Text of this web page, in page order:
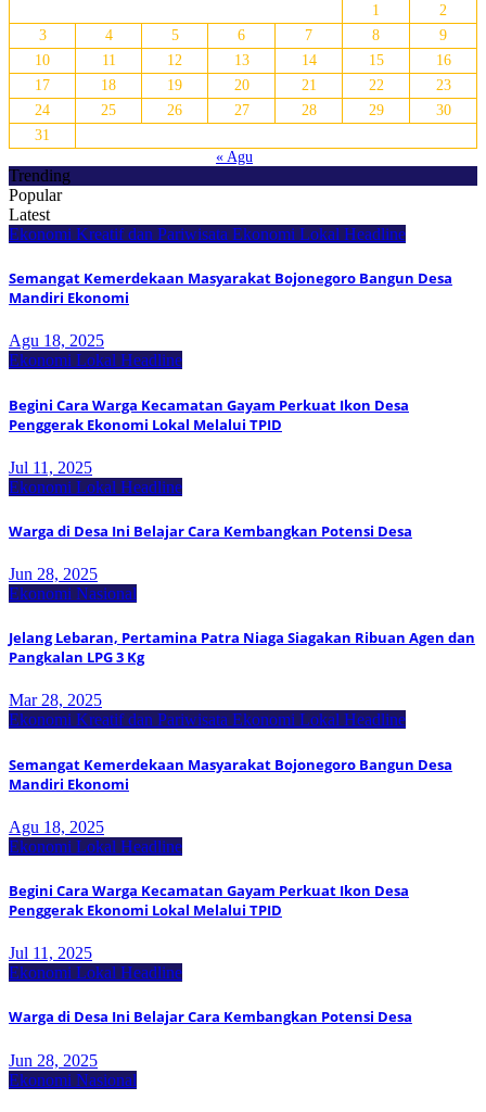
1
2
3
4 5 6 7 8
9
10
11 12 13 14 15
16
17
18 19 20 21 22
23
24
25 26 27 28 29
30
31
« Agu
Trending
Popular
Latest
Ekonomi Kreatif dan Pariwisata Ekonomi Lokal Headline
Semangat Kemerdekaan Masyarakat Bojonegoro Bangun Desa
Mandiri Ekonomi
Agu 18, 2025
Ekonomi Lokal Headline
Begini Cara Warga Kecamatan Gayam Perkuat Ikon Desa
Penggerak Ekonomi Lokal Melalui TPID
Jul 11, 2025
Ekonomi Lokal Headline
Warga di Desa Ini Belajar Cara Kembangkan Potensi Desa
Jun 28, 2025
Ekonomi Nasional
Jelang Lebaran, Pertamina Patra Niaga Siagakan Ribuan Agen dan
Pangkalan LPG 3 Kg
Mar 28, 2025
Ekonomi Kreatif dan Pariwisata Ekonomi Lokal Headline
Semangat Kemerdekaan Masyarakat Bojonegoro Bangun Desa
Mandiri Ekonomi
Agu 18, 2025
Ekonomi Lokal Headline
Begini Cara Warga Kecamatan Gayam Perkuat Ikon Desa
Penggerak Ekonomi Lokal Melalui TPID
Jul 11, 2025
Ekonomi Lokal Headline
Warga di Desa Ini Belajar Cara Kembangkan Potensi Desa
Jun 28, 2025
Ekonomi Nasional